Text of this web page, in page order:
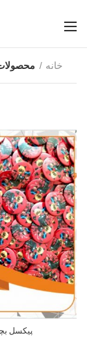
خانه
پیکسل